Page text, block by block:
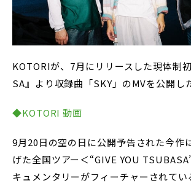
KOTORIが、7月にリリースした現体制
SA』より収録曲「SKY」のMVを公開し
◆KOTORI 動画
9月20日の空の日に公開予告された今作
げた全国ツアー＜“GIVE YOU
キュメンタリーがフィーチャーされて